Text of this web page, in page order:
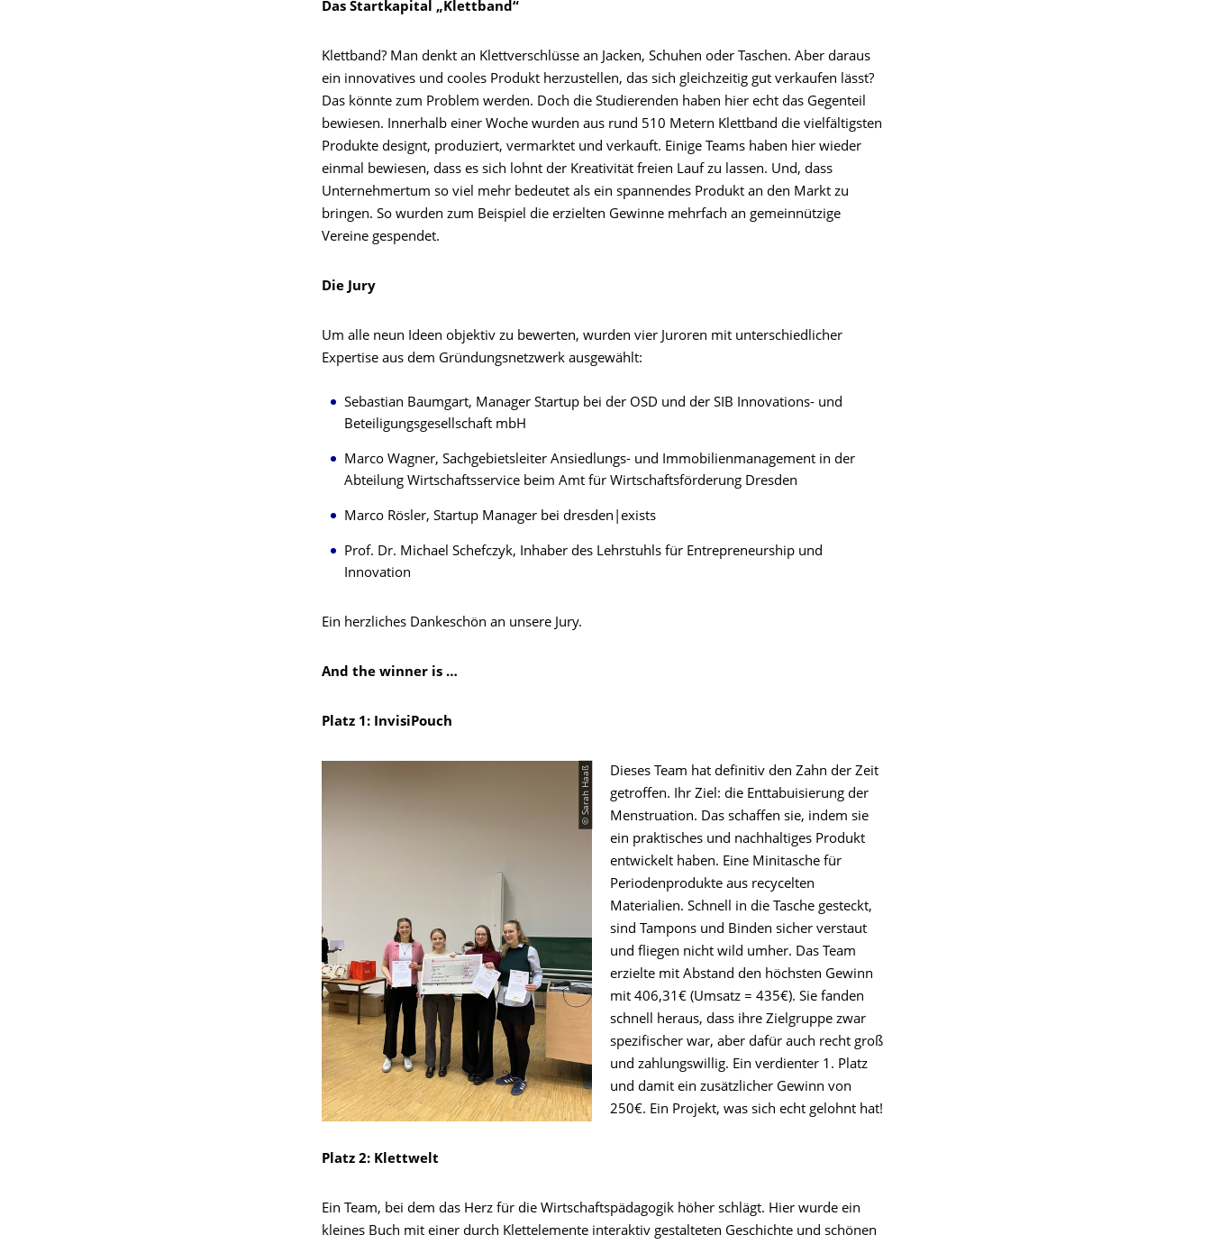
Das Startkapital „Klettband“
Klettband? Man denkt an Klettverschlüsse an Jacken, Schuhen oder Taschen. Aber daraus
ein innovatives und cooles Produkt herzustellen, das sich gleichzeitig gut verkaufen lässt?
Das könnte zum Problem werden. Doch die Studierenden haben hier echt das Gegenteil
bewiesen. Innerhalb einer Woche wurden aus rund 510 Metern Klettband die vielfältigsten
Produkte designt, produziert, vermarktet und verkauft. Einige Teams haben hier wieder
einmal bewiesen, dass es sich lohnt der Kreativität freien Lauf zu lassen. Und, dass
Unternehmertum so viel mehr bedeutet als ein spannendes Produkt an den Markt zu
bringen. So wurden zum Beispiel die erzielten Gewinne mehrfach an gemeinnützige
Vereine gespendet.
Die Jury
Um alle neun Ideen objektiv zu bewerten, wurden vier Juroren mit unterschiedlicher
Expertise aus dem Gründungsnetzwerk ausgewählt:
Sebastian Baumgart, Manager Startup bei der OSD und der SIB Innovations- und
Beteiligungsgesellschaft mbH
Marco Wagner, Sachgebietsleiter Ansiedlungs- und Immobilienmanagement in der
Abteilung Wirtschaftsservice beim Amt für Wirtschaftsförderung Dresden
Marco Rösler, Startup Manager bei dresden|exists
Prof. Dr. Michael Schefczyk, Inhaber des Lehrstuhls für Entrepreneurship und
Innovation
Ein herzliches Dankeschön an unsere Jury.
And the winner is …
Platz 1: InvisiPouch
© Sarah Haaß
Dieses Team hat definitiv den Zahn der Zeit
getroffen. Ihr Ziel: die Enttabuisierung der
Menstruation. Das schaffen sie, indem sie
ein praktisches und nachhaltiges Produkt
entwickelt haben. Eine Minitasche für
Periodenprodukte aus recycelten
Materialien. Schnell in die Tasche gesteckt,
sind Tampons und Binden sicher verstaut
und fliegen nicht wild umher. Das Team
erzielte mit Abstand den höchsten Gewinn
mit 406,31€ (Umsatz = 435€). Sie fanden
schnell heraus, dass ihre Zielgruppe zwar
spezifischer war, aber dafür auch recht groß
und zahlungswillig. Ein verdienter 1. Platz
und damit ein zusätzlicher Gewinn von
250€. Ein Projekt, was sich echt gelohnt hat!
Platz 2: Klettwelt
Ein Team, bei dem das Herz für die Wirtschaftspädagogik höher schlägt. Hier wurde ein
kleines Buch mit einer durch Klettelemente interaktiv gestalteten Geschichte und schönen